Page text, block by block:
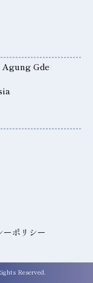
Agung Gde
ーポリシー
Reserved.